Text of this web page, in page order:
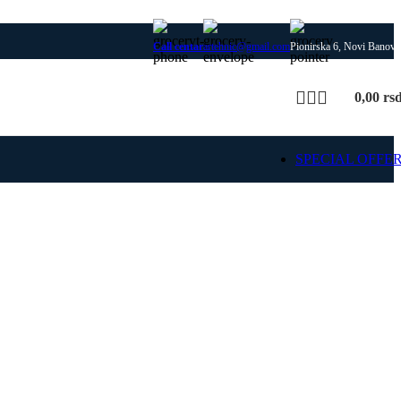
Call centarartehnic@gmail.comPionirska 6, Novi
0,00
SPECIAL